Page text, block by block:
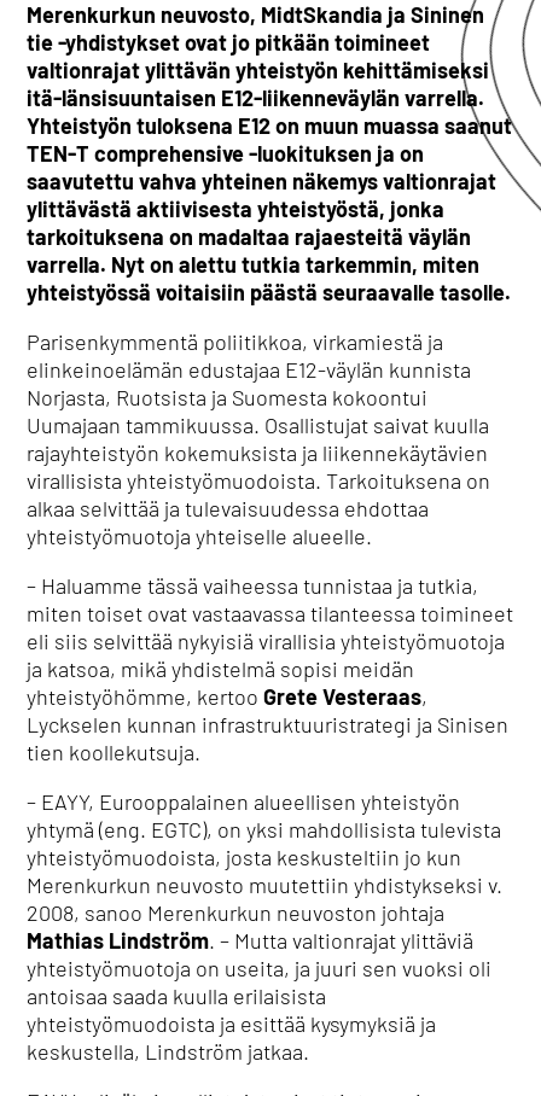
Merenkurkun neuvosto, MidtSkandia ja Sininen
tie -yhdistykset ovat jo pitkään toimineet
valtionrajat ylittävän yhteistyön kehittämiseksi
itä-länsisuuntaisen E12-liikenneväylän varrella.
Yhteistyön tuloksena E12 on muun muassa saanut
TEN-T comprehensive -luokituksen ja on
saavutettu vahva yhteinen näkemys valtionrajat
ylittävästä aktiivisesta yhteistyöstä, jonka
tarkoituksena on madaltaa rajaesteitä väylän
varrella. Nyt on alettu tutkia tarkemmin, miten
yhteistyössä voitaisiin päästä seuraavalle tasolle.
Parisenkymmentä poliitikkoa, virkamiestä ja
elinkeinoelämän edustajaa E12-väylän kunnista
Norjasta, Ruotsista ja Suomesta kokoontui
Uumajaan tammikuussa. Osallistujat saivat kuulla
rajayhteistyön kokemuksista ja liikennekäytävien
virallisista yhteistyömuodoista. Tarkoituksena on
alkaa selvittää ja tulevaisuudessa ehdottaa
yhteistyömuotoja yhteiselle alueelle.
– Haluamme tässä vaiheessa tunnistaa ja tutkia,
miten toiset ovat vastaavassa tilanteessa toimineet
eli siis selvittää nykyisiä virallisia yhteistyömuotoja
ja katsoa, mikä yhdistelmä sopisi meidän
yhteistyöhömme, kertooGrete Vesteraas,
Lyckselen kunnan infrastruktuuristrategi ja Sinisen
tien koollekutsuja.
– EAYY, Eurooppalainen alueellisen yhteistyön
yhtymä (eng. EGTC), on yksi mahdollisista tulevista
yhteistyömuodoista, josta keskusteltiin jo kun
Merenkurkun neuvosto muutettiin yhdistykseksi v.
2008, sanoo Merenkurkun neuvoston johtaja
Mathias Lindström. – Mutta valtionrajat ylittäviä
yhteistyömuotoja on useita, ja juuri sen vuoksi oli
antoisaa saada kuulla erilaisista
yhteistyömuodoista ja esittää kysymyksiä ja
keskustella, Lindström jatkaa.